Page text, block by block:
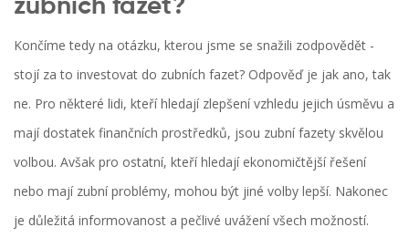
zubních fazet?
Končíme tedy na otázku, kterou jsme se snažili zodpovědět -
stojí za to investovat do zubních fazet? Odpověď je jak ano, tak
ne. Pro některé lidi, kteří hledají zlepšení vzhledu jejich úsměvu a
mají dostatek finančních prostředků, jsou zubní fazety skvělou
volbou. Avšak pro ostatní, kteří hledají ekonomičtější řešení
nebo mají zubní problémy, mohou být jiné volby lepší. Nakonec
je důležitá informovanost a pečlivé uvážení všech možností.